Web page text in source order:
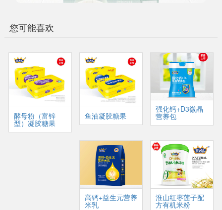
您可能喜欢
酵母粉（富锌
型）凝胶糖果
鱼油凝胶糖果
强化钙+D3微晶
营养包
高钙+益生元营养
米乳
淮山红枣莲子配
方有机米粉